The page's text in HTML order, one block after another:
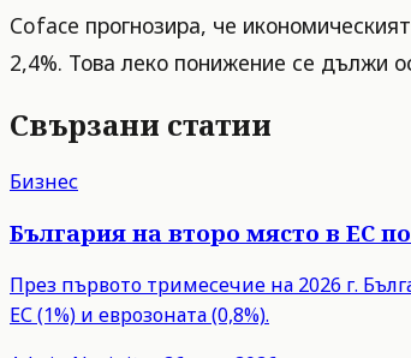
Coface прогнозира, че
2,4%. Това леко понижение се дължи
Свързани статии
Бизнес
България на второ място в ЕС
През първото тримесечие на 2026 г.
ЕС (1%) и еврозоната (0,8%).